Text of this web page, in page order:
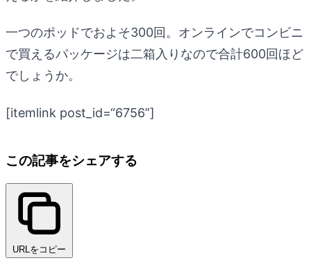
一つのポッドでおよそ300回。オンラインでコンビニ
で買えるパッケージは二箱入りなので合計600回ほど
でしょうか。
[itemlink post_id=“6756”]
この記事をシェアする
URLをコピー